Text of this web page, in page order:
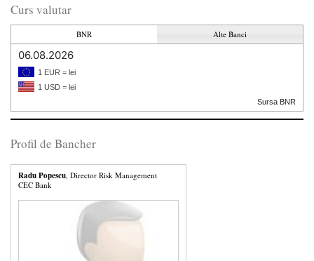
Curs valutar
BNR Alte Banci
06.08.2026
1 EUR = lei
1 USD = lei
Sursa BNR
Profil de Bancher
Radu Popescu , Director Risk Management
CEC Bank